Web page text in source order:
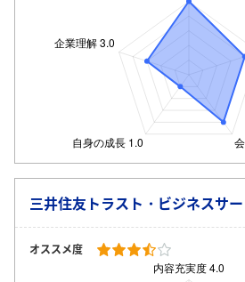
三井住友トラスト・ビジネスサ
オススメ度
ログイン・会員登